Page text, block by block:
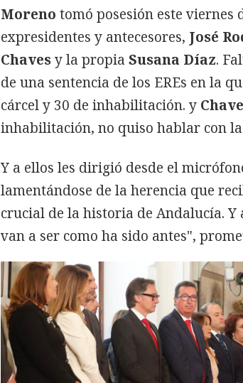
Moreno tomó posesión este viernes
expresidentes y antecesores, José
Chavesy la propia Susana Díaz.
de una sentencia de los EREs en la
cárcel y 30 de inhabilitación. y
inhabilitación, no quiso hablar con
Y a ellos les dirigió desde el
lamentándose de la herencia que
crucial de la historia de Andalucía.
van a ser como ha sido antes",